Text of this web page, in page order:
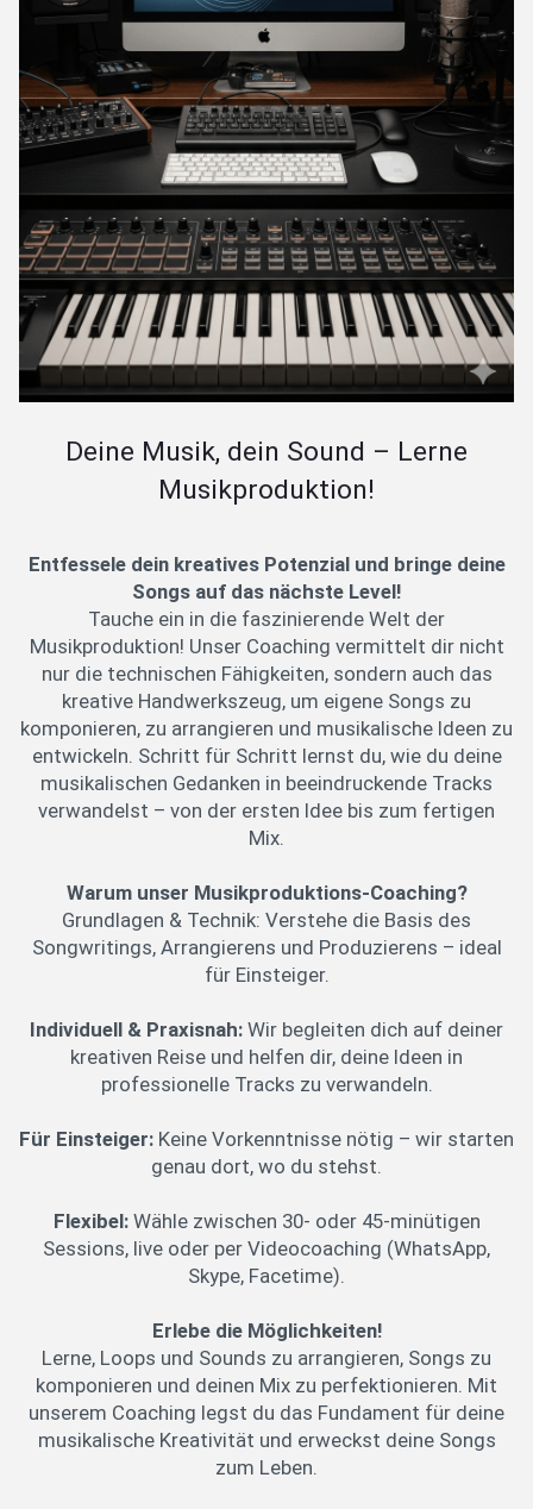
Deine Musik, dein Sound – Lerne
Musikproduktion!
Entfessele dein kreatives Potenzial und bringe deine
Songs auf das nächste Level!
Tauche ein in die faszinierende Welt der
Musikproduktion! Unser Coaching vermittelt dir nicht
nur die technischen Fähigkeiten, sondern auch das
kreative Handwerkszeug, um eigene Songs zu
komponieren, zu arrangieren und musikalische Ideen zu
entwickeln. Schritt für Schritt lernst du, wie du deine
musikalischen Gedanken in beeindruckende Tracks
verwandelst – von der ersten Idee bis zum fertigen
Mix.
Warum unser Musikproduktions-Coaching?
Grundlagen & Technik: Verstehe die Basis des
Songwritings, Arrangierens und Produzierens – ideal
für Einsteiger.
Individuell & Praxisnah: Wir begleiten dich auf deiner
kreativen Reise und helfen dir, deine Ideen in
professionelle Tracks zu verwandeln.
Für Einsteiger: Keine Vorkenntnisse nötig – wir starten
genau dort, wo du stehst.
Flexibel:Wähle zwischen 30- oder 45-minütigen
Sessions, live oder per Videocoaching (WhatsApp,
Skype, Facetime).
Erlebe die Möglichkeiten!
Lerne, Loops und Sounds zu arrangieren, Songs zu
komponieren und deinen Mix zu perfektionieren. Mit
unserem Coaching legst du das Fundament für deine
musikalische Kreativität und erweckst deine Songs
zum Leben.